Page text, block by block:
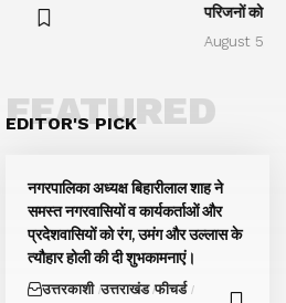
परिजनों को
August 5,
EDITOR'S PICK
FEATURED
नगरपालिका अध्यक्ष बिहारीलाल शाह ने
समस्त नगरवासियों व कार्यकर्ताओं और
प्रदेशवासियों को रंग, उमंग और उल्लास के
त्यौहार होली की दी शुभकामनाएं।
उत्तरकाशी उत्तराखंड फीचर्ड